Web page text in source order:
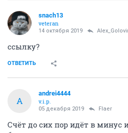
snach13
veteran
14 октября 2019
ссылку?
ОТВЕТИТЬ
A
andrei4444
v.i.p.
05 декабря 2019 Flaer
Счёт до сих пор идёт в минус